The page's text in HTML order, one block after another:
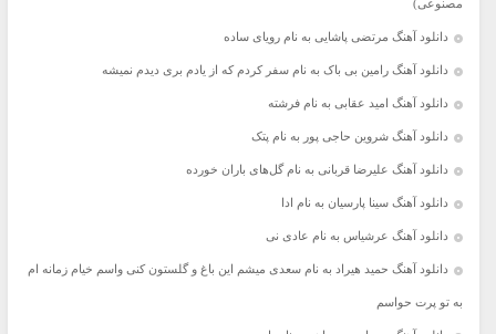
مصنوعی)
دانلود آهنگ مرتضی پاشایی به نام رویای ساده
دانلود آهنگ رامین بی باک به نام سفر کردم که از یادم بری دیدم نمیشه
دانلود آهنگ امید عقابی به نام فرشته
دانلود آهنگ شروین حاجی پور به نام پتک
دانلود آهنگ علیرضا قربانی به نام گل‌های باران خورده
دانلود آهنگ سینا پارسیان به نام ادا
دانلود آهنگ عرشیاس به نام عادی نی
دانلود آهنگ حمید هیراد به نام سعدی میشم این باغ و گلستون کنی واسم خیام زمانه ام
به تو پرت حواسم